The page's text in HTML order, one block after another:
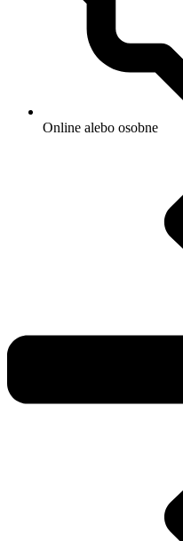
Online alebo osobne